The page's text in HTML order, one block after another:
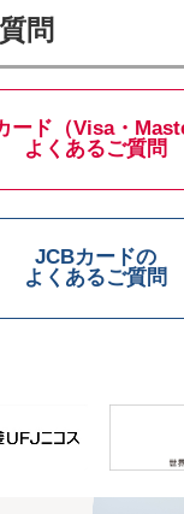
問
ード（Visa・
よくあるご質問
JCBカードの
よくあるご質問